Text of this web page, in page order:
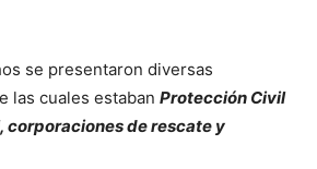
se presentaron diversas
las cuales estaban Protección Civil
corporaciones de rescate y